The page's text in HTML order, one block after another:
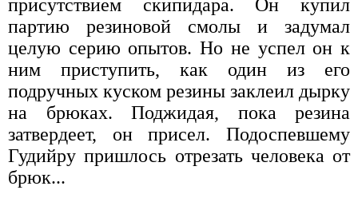
присутствием скипидара. Он купил
партию резиновой смолы и задумал
целую серию опытов. Но не успел он к
ним приступить, как один из его
подручных куском резины заклеил дырку
на брюках. Поджидая, пока резина
затвердеет, он присел. Подоспевшему
Гудийру пришлось отрезать человека от
брюк...